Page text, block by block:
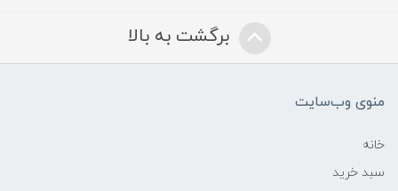
برگشت به بالا
منوی وب‌سایت
خانه
سبد خرید